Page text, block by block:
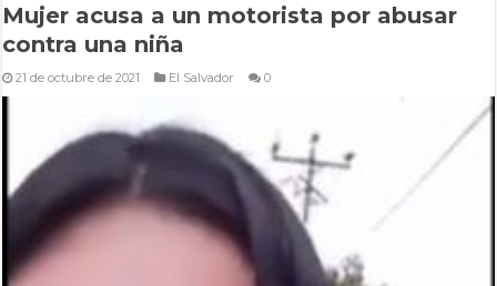
Mujer acusa a un motorista por abusar
contra una niña
21 de octubre de 2021 El Salvador 0